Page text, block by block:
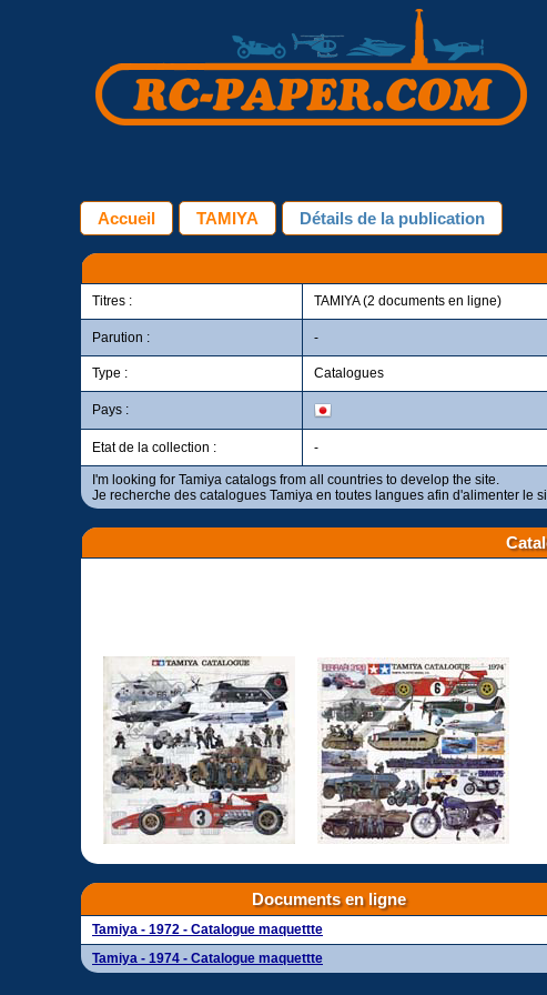
Accueil TAMIYA Détails de la publication
Titres : TAMIYA (2 documents en ligne)
Parution : -
Type : Catalogues
Pays :
Etat de la collection : -
I'm looking for Tamiya catalogs from all countries to develop the site.
Je recherche des catalogues Tamiya en toutes langues afin d'alimenter le
Documents en ligne
Tamiya - 1972 - Catalogue maquettte
Tamiya - 1974 - Catalogue maquettte